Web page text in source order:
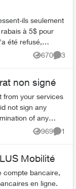
ils seulement
été refusé,
670
Views
3
non signé
not sign any
of any
969
Views
1
Mobilité
compte bancaire,
en ligne.